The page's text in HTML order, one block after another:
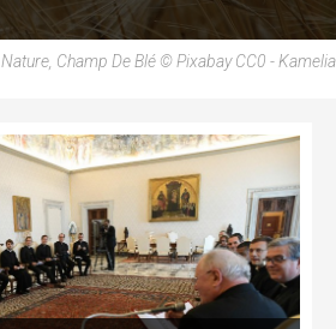
Nature, Champ De Blé © Pixabay CC0 - Kamelia